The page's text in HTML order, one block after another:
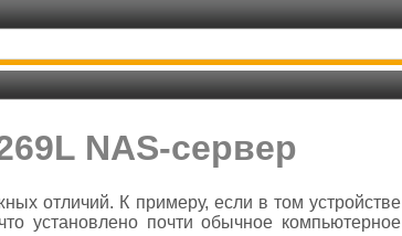
NAS-сервер
отличий. К примеру, если в том устройстве
установлено почти обычное компьютерное